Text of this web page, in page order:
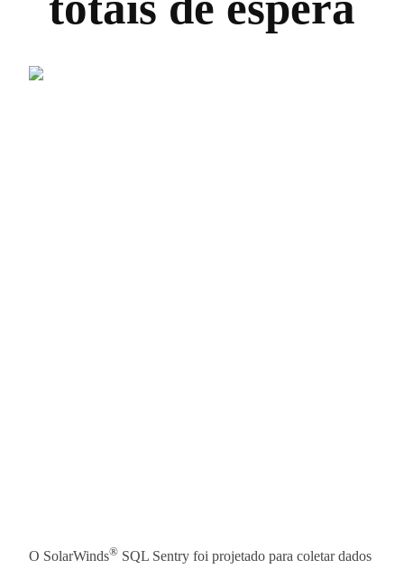
O SolarWinds® SQL Sentry foi projetado para coletar dados